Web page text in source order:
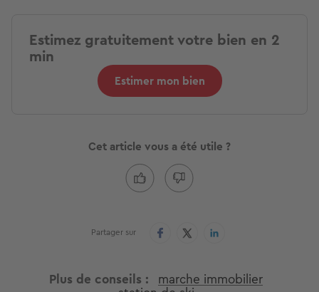
Estimez gratuitement votre bien en 2
min
Estimer mon bien
Cet article vous a été utile ?
Partager sur
Plus de conseils marche immobilier